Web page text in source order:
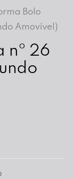
Bolo
Amovível)
nº 26